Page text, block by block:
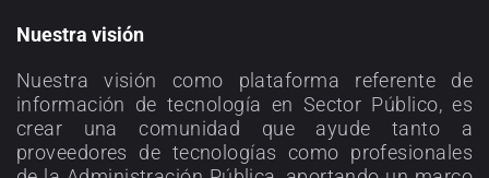
Nuestra visión
Nuestra visión como plataforma referente de
información de tecnología en Sector Público, es
crear una comunidad que ayude tanto a
proveedores de tecnologías como profesionales